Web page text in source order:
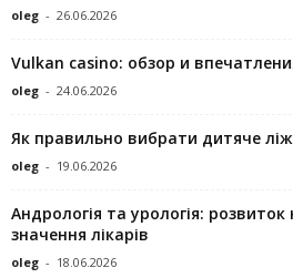
oleg - 26.06.2026
Vulkan casino: обзор и
oleg - 24.06.2026
Як правильно вибрати дитяче
oleg - 19.06.2026
Андрологія та урологія: розвиток
значення лікарів
oleg - 18.06.2026